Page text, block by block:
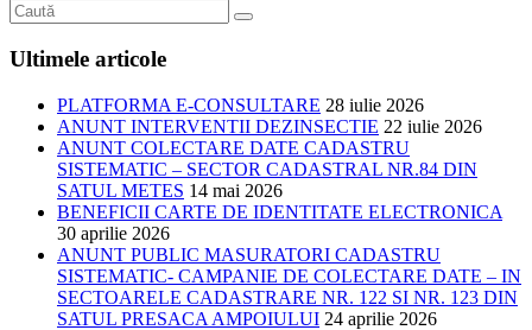
Ultimele articole
PLATFORMA E-CONSULTARE 28 iulie 2026
ANUNT INTERVENTII DEZINSECTIE 22 iulie 2026
ANUNT COLECTARE DATE CADASTRU
SISTEMATIC – SECTOR CADASTRAL NR.84 DIN
SATUL METES 14 mai 2026
BENEFICII CARTE DE IDENTITATE ELECTRONICA
30 aprilie 2026
ANUNT PUBLIC MASURATORI CADASTRU
SISTEMATIC- CAMPANIE DE COLECTARE DATE – IN
SECTOARELE CADASTRARE NR. 122 SI NR. 123 DIN
SATUL PRESACA AMPOIULUI 24 aprilie 2026